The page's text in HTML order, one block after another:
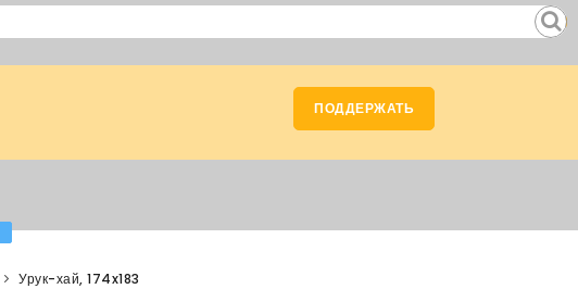
ПОДДЕРЖАТЬ
Урук-хай, 174x183